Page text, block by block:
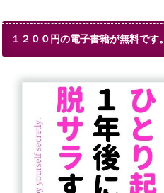
１２００円の電子書籍が無料です。